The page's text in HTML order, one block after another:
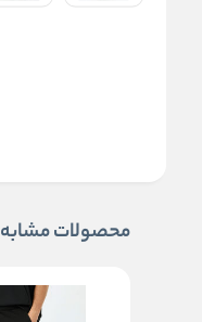
محصولات مشابه